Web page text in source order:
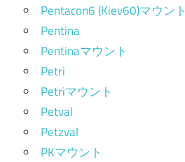
Pentacon6 (Kiev60)マウント
Pentina
Pentinaマウント
Petri
Petriマウント
Petval
Petzval
PKマウント